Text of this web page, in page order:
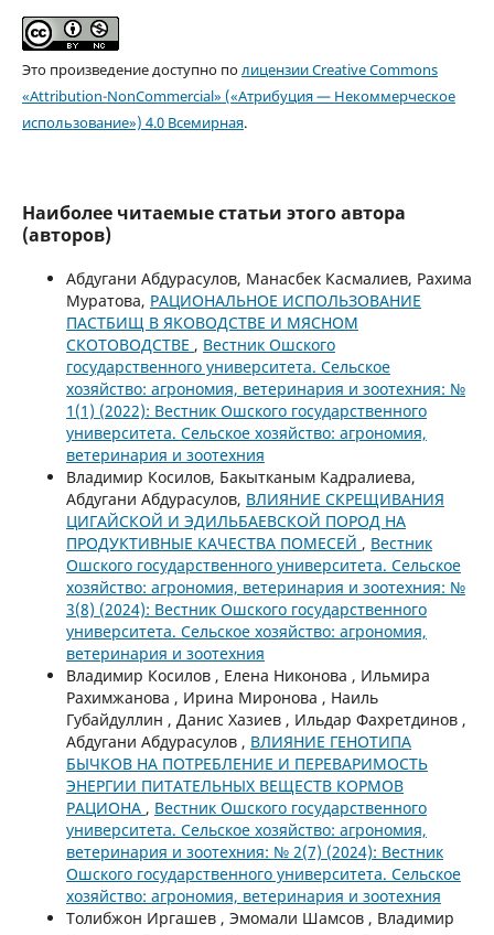
Это произведение доступно полицензии Creative Commons
«Attribution-NonCommercial» («Атрибуция — Некоммерческое
использование») 4.0 Всемирная.
Наиболее читаемые статьи этого автора
(авторов)
Абдугани Абдурасулов, Манасбек Касмалиев, Рахима
Муратова, РАЦИОНАЛЬНОЕ ИСПОЛЬЗОВАНИЕ
ПАСТБИЩ В ЯКОВОДСТВЕ И МЯСНОМ
СКОТОВОДСТВЕ , Вестник Ошского
государственного университета. Сельское
хозяйство: агрономия, ветеринария и зоотехния: №
1(1) (2022): Вестник Ошского государственного
университета. Сельское хозяйство: агрономия,
ветеринария и зоотехния
Владимир Косилов, Бакытканым Кадралиева,
Абдугани Абдурасулов, ВЛИЯНИЕ СКРЕЩИВАНИЯ
ЦИГАЙСКОЙ И ЭДИЛЬБАЕВСКОЙ ПОРОД НА
ПРОДУКТИВНЫЕ КАЧЕСТВА ПОМЕСЕЙ , Вестник
Ошского государственного университета. Сельское
хозяйство: агрономия, ветеринария и зоотехния: №
3(8) (2024): Вестник Ошского государственного
университета. Сельское хозяйство: агрономия,
ветеринария и зоотехния
Владимир Косилов , Елена Никонова , Ильмира
Рахимжанова , Ирина Миронова , Наиль
Губайдуллин , Данис Хазиев , Ильдар Фахретдинов ,
Абдугани Абдурасулов , ВЛИЯНИЕ ГЕНОТИПА
БЫЧКОВ НА ПОТРЕБЛЕНИЕ И ПЕРЕВАРИМОСТЬ
ЭНЕРГИИ ПИТАТЕЛЬНЫХ ВЕЩЕСТВ КОРМОВ
РАЦИОНА , Вестник Ошского государственного
университета. Сельское хозяйство: агрономия,
ветеринария и зоотехния: № 2(7) (2024): Вестник
Ошского государственного университета. Сельское
хозяйство: агрономия, ветеринария и зоотехния
Толибжон Иргашев , Эмомали Шамсов , Владимир